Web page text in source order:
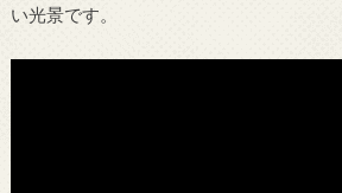
い光景です。